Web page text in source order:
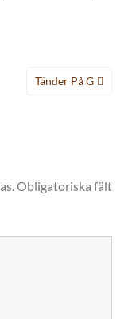
Tänder På G
Obligatoriska fält